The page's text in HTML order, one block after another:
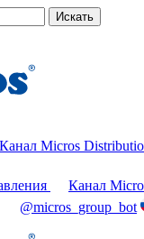
Искать
Канал Micros
Канал
@micros_group_bot